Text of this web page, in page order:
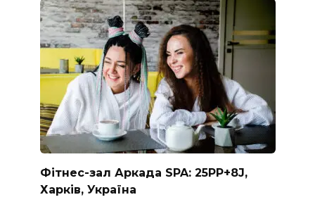
Фітнес-зал Аркада SPA: 25PP+8J,
Харків, Україна